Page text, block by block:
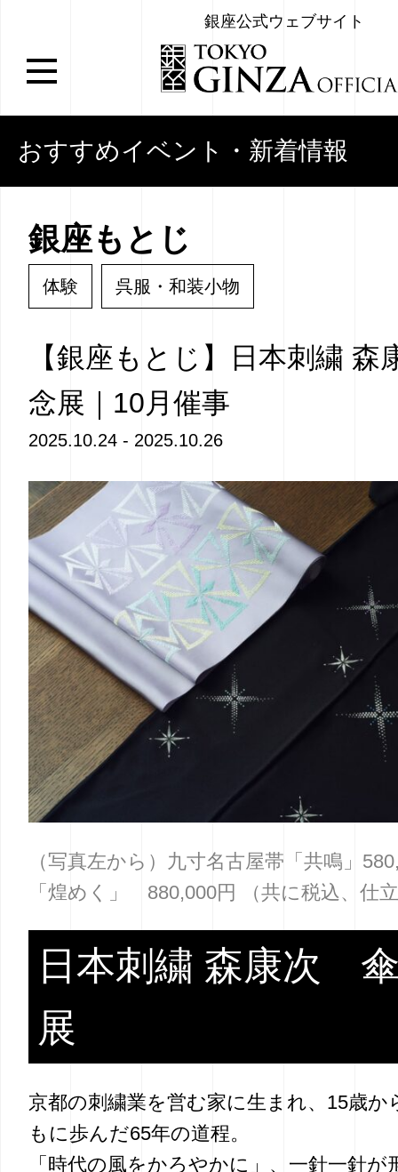
銀座公式ウェブサイト
おすすめイベント・新着情報
銀座もとじ
体験 呉服・和装小物
【銀座もとじ】日本刺繍 森
念展｜10月催事
2025.10.24 - 2025.10.26
（写真左から）九寸名古屋帯「共鳴」
「煌めく」 880,000円 （共に税込、仕
日本刺繍 森康次
展
京都の刺繍業を営む家に生まれ、15歳か
もに歩んだ65年の道程。
「時代の風をかろやかに」、一針一針が